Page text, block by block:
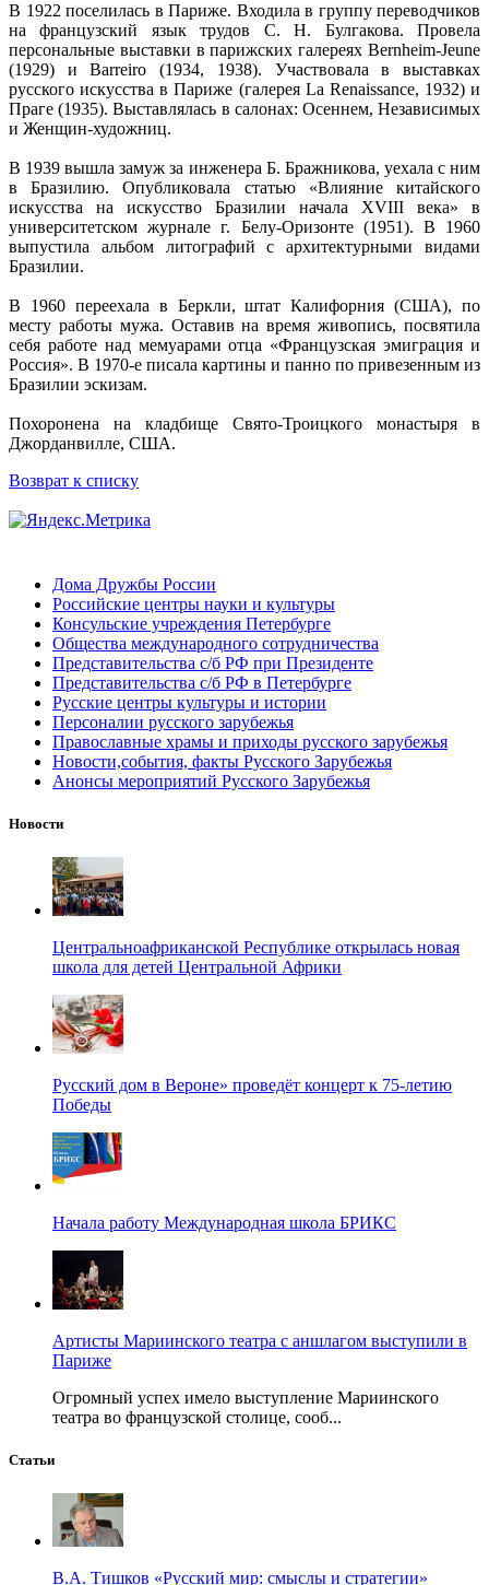
В 1922 поселилась в Париже. Входила в группу переводчиков
на французский язык трудов С. Н. Булгакова. Провела
персональные выставки в парижских галереях Bernheim-Jeune
(1929) и Barreiro (1934, 1938). Участвовала в выставках
русского искусства в Париже (галерея La Renaissance, 1932) и
Праге (1935). Выставлялась в салонах: Осеннем, Независимых
и Женщин-художниц.
В 1939 вышла замуж за инженера Б. Бражникова, уехала с ним
в Бразилию. Опубликовала статью «Влияние китайского
искусства на искусство Бразилии начала XVIII века» в
университетском журнале г. Белу-Оризонте (1951). В 1960
выпустила альбом литографий с архитектурными видами
Бразилии.
В 1960 переехала в Беркли, штат Калифорния (США), по
месту работы мужа. Оставив на время живопись, посвятила
себя работе над мемуарами отца «Французская эмиграция и
Россия». В 1970-е писала картины и панно по привезенным из
Бразилии эскизам.
Похоронена на кладбище Свято-Троицкого монастыря в
Джорданвилле, США.
Возврат к списку
Дома Дружбы России
Российские центры науки и культуры
Консульские учреждения Петербурге
Общества международного сотрудничества
Представительства с/б РФ при Президенте
Представительства с/б РФ в Петербурге
Русские центры культуры и истории
Персоналии русского зарубежья
Православные храмы и приходы русского зарубежья
Новости,события, факты Русского Зарубежья
Анонсы мероприятий Русского Зарубежья
Новости
Центральноафриканской Республике открылась новая
школа для детей Центральной Африки
Русский дом в Вероне» проведёт концерт к 75-летию
Победы
Начала работу Международная школа БРИКС
Артисты Мариинского театра с аншлагом выступили в
Париже
Огромный успех имело выступление Мариинского
театра во французской столице, сооб...
Статьи
В.А. Тишков «Русский мир: смыслы и стратегии»